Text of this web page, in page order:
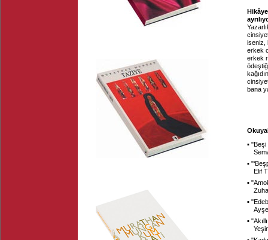
iseniz,
erkek
erkek
bana
▪ "Beşi
▪ "
Elif
▪ "
▪ "
▪ "